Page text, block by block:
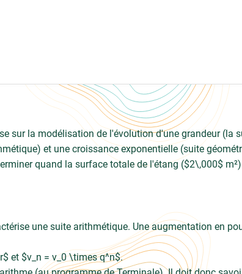
sur la modélisation de l'évolution d'une grandeur (la
et une croissance exponentielle (suite
quand la surface totale de l'étang ($2\,000$
une suite arithmétique. Une augmentation en
et $v_n = v_0 \times q^n$.